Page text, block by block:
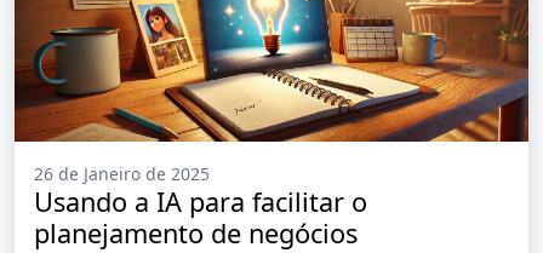
26 de Janeiro de 2025
Usando a IA para facilitar o
planejamento de negócios